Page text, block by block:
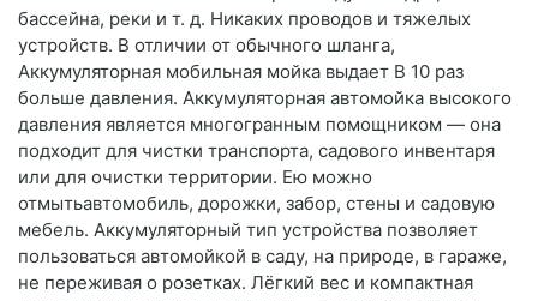
бассейна, реки и т. д. Никаких проводов и тяжелых
устройств. В отличии от обычного шланга,
Аккумуляторная мобильная мойка выдает В 10 раз
больше давления. Аккумуляторная автомойка высокого
давления является многогранным помощником — она
подходит для чистки транспорта, садового инвентаря
или для очистки территории. Ею можно
отмытьавтомобиль, дорожки, забор, стены и садовую
мебель. Аккумуляторный тип устройства позволяет
пользоваться автомойкой в саду, на природе, в гараже,
не переживая о розетках. Лёгкий вес и компактная